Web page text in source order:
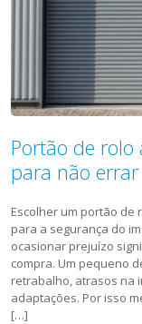
Portão de
para não
Escolher um portão de
para a segurança do
ocasionar prejuízo
compra. Um pequeno
retrabalho, atrasos na
adaptações. Por isso
[…]